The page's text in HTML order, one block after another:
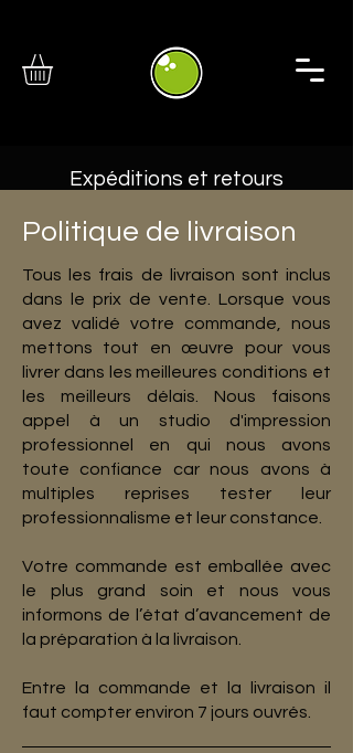
Expéditions et retours
Politique de livraison
Tous les frais de livraison sont inclus
dans le prix de vente. Lorsque vous
avez validé votre commande, nous
mettons tout en œuvre pour vous
livrer dans les meilleures conditions et
les meilleurs délais. Nous faisons
appel à un studio d'impression
professionnel en qui nous avons
toute confiance car nous avons à
multiples reprises tester leur
professionnalisme et leur constance.
Votre commande est emballée avec
le plus grand soin et nous vous
informons de l’état d’avancement de
la préparation à la livraison.
Entre la commande et la livraison il
faut compter environ 7 jours ouvrés.